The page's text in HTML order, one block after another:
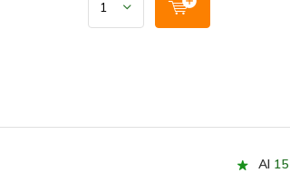
Al 15